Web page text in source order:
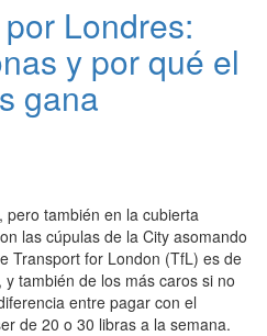
Londres:
y por qué el
gana
también en la cubierta
las cúpulas de la City asomando
Transport for London (TfL) es de
también de los más caros si no
entre pagar con el
de 20 o 30 libras a la semana.